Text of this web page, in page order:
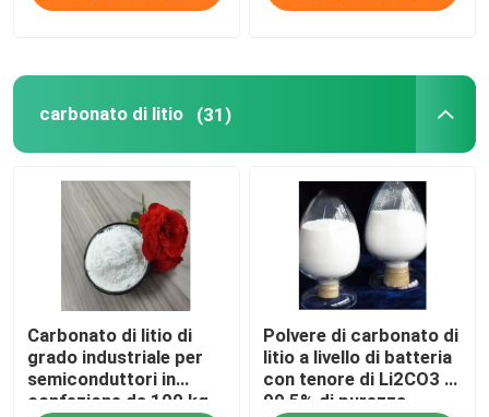
carbonato di litio (31)
Carbonato di litio di
grado industriale per
semiconduttori in
confezione da 100 kg
Polvere di carbonato di
litio a livello di batteria
con tenore di Li2CO3 ≥
99,5% di purezza